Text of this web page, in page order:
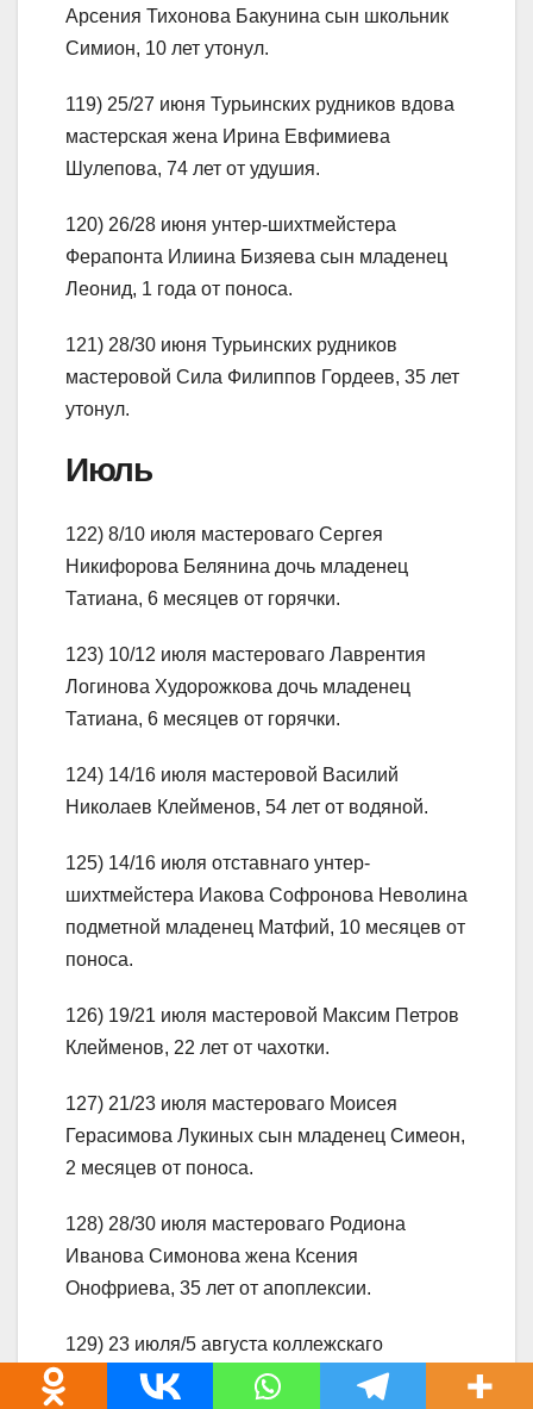
Арсения Тихонова Бакунина сын школьник
Симион, 10 лет утонул.
119) 25/27 июня Турьинских рудников вдова
мастерская жена Ирина Евфимиева
Шулепова, 74 лет от удушия.
120) 26/28 июня унтер-шихтмейстера
Ферапонта Илиина Бизяева сын младенец
Леонид, 1 года от поноса.
121) 28/30 июня Турьинских рудников
мастеровой Сила Филиппов Гордеев, 35 лет
утонул.
Июль
122) 8/10 июля мастероваго Сергея
Никифорова Белянина дочь младенец
Татиана, 6 месяцев от горячки.
123) 10/12 июля мастероваго Лаврентия
Логинова Худорожкова дочь младенец
Татиана, 6 месяцев от горячки.
124) 14/16 июля мастеровой Василий
Николаев Клейменов, 54 лет от водяной.
125) 14/16 июля отставнаго унтер-
шихтмейстера Иакова Софронова Неволина
подметной младенец Матфий, 10 месяцев от
поноса.
126) 19/21 июля мастеровой Максим Петров
Клейменов, 22 лет от чахотки.
127) 21/23 июля мастероваго Моисея
Герасимова Лукиных сын младенец Симеон,
2 месяцев от поноса.
128) 28/30 июля мастероваго Родиона
Иванова Симонова жена Ксения
Онофриева, 35 лет от апоплексии.
129) 23 июля/5 августа коллежскаго
ассесора Феодора Петрова Юдина